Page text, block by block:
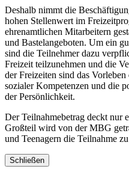
Deshalb nimmt die
hohen Stellenwert im
ehrenamtlichen Mitarbeitern
und Bastelangeboten. Um ein
sind die Teilnehmer dazu
Freizeit teilzunehmen und die
der Freizeiten sind das
sozialer Kompetenzen und die
der Persönlichkeit.
Der Teilnahmebetrag deckt nur
Großteil wird von der MBG
und Teenagern die Teilnahme
Schließen